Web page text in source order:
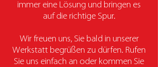
immer eine Lösung und bringen es
auf die richtige Spur.
Wir freuen uns, Sie bald in unserer
Werkstatt begrüßen zu dürfen. Rufen
Sie uns einfach an oder kommen Sie